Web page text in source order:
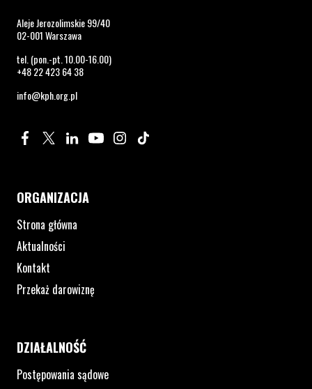
Aleje Jerozolimskie 99/40
02-001 Warszawa
tel. (pon.-pt. 10.00-16.00)
+48 22 423 64 38
info@kph.org.pl
Profil na Facebook. Strona otwiera się w nowym oknie.
Profil na Twitter. Strona otwiera się w nowym oknie.
Profil na LinkedIn. Strona otwiera się w nowym oknie.
Profil na YouTube. Strona otwiera się w nowym
Profil na Instagram. Strona otwiera się
ORGANIZACJA
Strona główna
Aktualności
Kontakt
Przekaż darowiznę
DZIAŁALNOŚĆ
Postępowania sądowe